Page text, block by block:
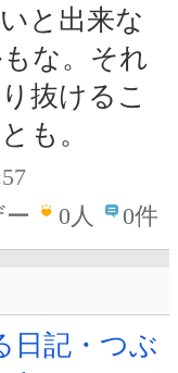
と出来な
な。それ
抜けるこ
も。
0人 0件
日記・つぶ